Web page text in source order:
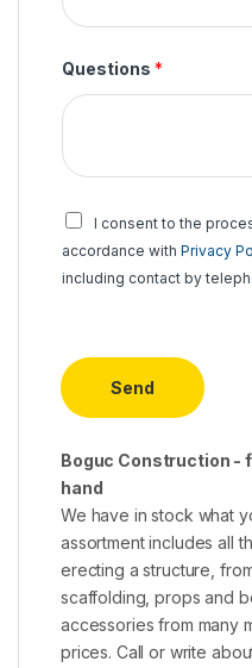
Questions *
Z
o
d
I consent to the
accordance with Privacy
including contact by
Send
Boguc Construction -
hand
We have in stock what
assortment includes all
erecting a structure,
scaffolding, props and
accessories from many
prices. Call or write